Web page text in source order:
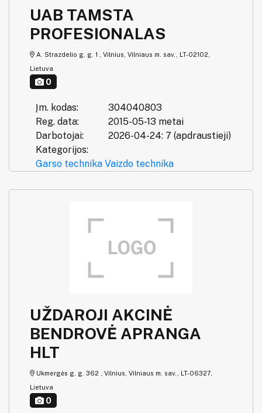
UAB TAMSTA
PROFESIONALAS
A. Strazdelio g. g. 1 , Vilnius, Vilniaus m. sav., LT-02102,
Lietuva
0
Įm. kodas:
304040803
Reg. data:
2015-05-13 metai
Darbotojai:
2026-04-24: 7 (apdraustieji)
Kategorijos:
Garso technika Vaizdo technika
UŽDAROJI AKCINĖ
BENDROVĖ APRANGA
HLT
Ukmergės g. g. 362 , Vilnius, Vilniaus m. sav., LT-06327,
Lietuva
0